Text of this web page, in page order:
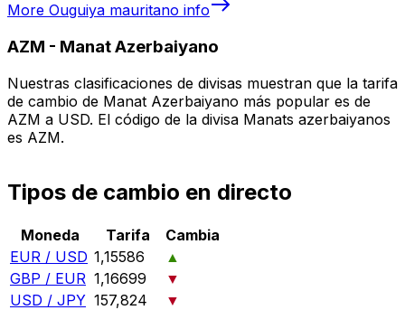
More Ouguiya mauritano info
AZM - Manat Azerbaiyano
Nuestras clasificaciones de divisas muestran que la tarifa
de cambio de Manat Azerbaiyano más popular es de
AZM a USD. El código de la divisa Manats azerbaiyanos
es AZM.
Tipos de cambio en directo
Moneda Tarifa
Cambia
EUR / USD 1,15586
▲
GBP / EUR 1,16699
▼
USD / JPY 157,824
▼